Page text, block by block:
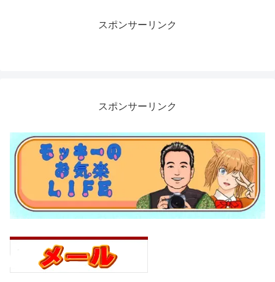
スポンサーリンク
スポンサーリンク